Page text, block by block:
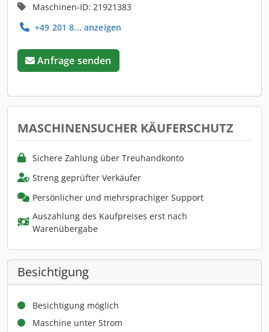
Maschinen-ID: 21921383
+49 201 8... anzeigen
Anfrage senden
MASCHINENSUCHER KÄUFERSCHUTZ
Sichere Zahlung über Treuhandkonto
Streng geprüfter Verkäufer
Persönlicher und mehrsprachiger Support
Auszahlung des Kaufpreises erst nach
Warenübergabe
Besichtigung
Besichtigung möglich
Maschine unter Strom